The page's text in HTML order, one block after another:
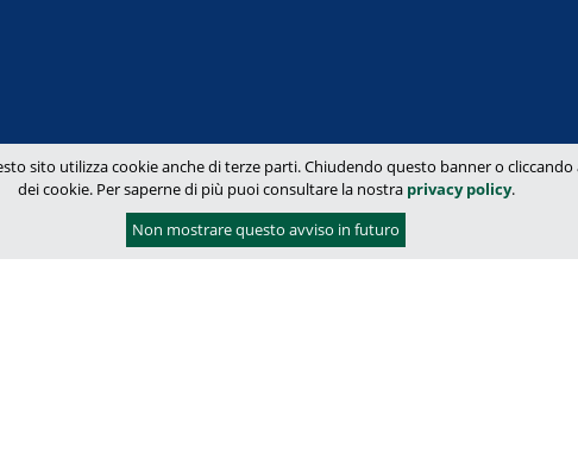
sito utilizza cookie anche di terze parti. Chiudendo questo banner o
dei cookie. Per saperne di più puoi consultare la nostra privacy policy.